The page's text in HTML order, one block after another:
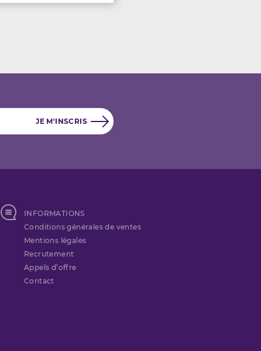
INFORMATIONS
Conditions générales de ventes
Mentions légales
Recrutement
Appels d’offre
Contact